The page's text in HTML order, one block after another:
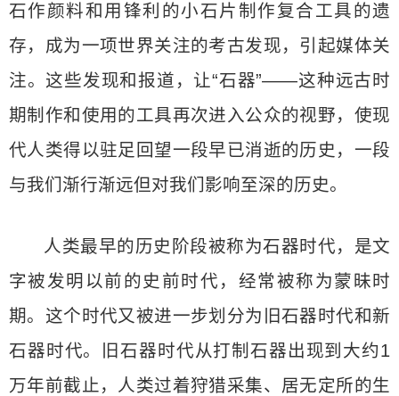
石作颜料和用锋利的小石片制作复合工具的遗
存，成为一项世界关注的考古发现，引起媒体关
注。这些发现和报道，让“石器”——这种远古时
期制作和使用的工具再次进入公众的视野，使现
代人类得以驻足回望一段早已消逝的历史，一段
与我们渐行渐远但对我们影响至深的历史。
人类最早的历史阶段被称为石器时代，是文
字被发明以前的史前时代，经常被称为蒙昧时
期。这个时代又被进一步划分为旧石器时代和新
石器时代。旧石器时代从打制石器出现到大约1
万年前截止，人类过着狩猎采集、居无定所的生